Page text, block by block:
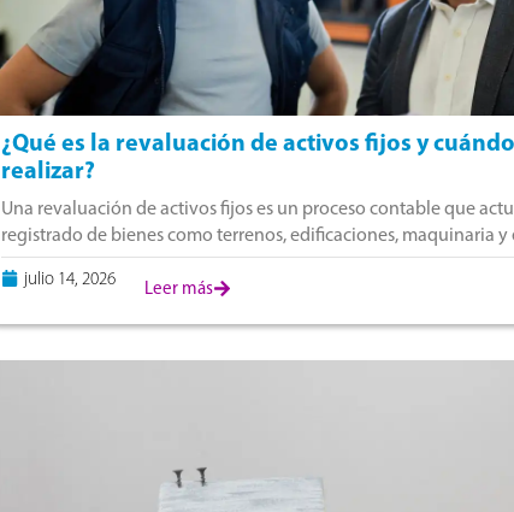
¿Qué es la revaluación de activos fijos y
realizar?
Una revaluación de activos fijos es un proceso contable que
registrado de bienes como terrenos, edificaciones, maquinaria y
su valor razonable. Este procedimiento ayuda a
julio 14, 2026 Leer más